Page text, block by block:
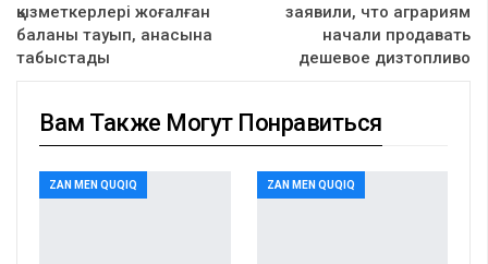
қызметкерлері жоғалған
баланы тауып, анасына
табыстады
заявили, что аграриям
начали продавать
дешевое дизтопливо
Вам Также Могут Понравиться
ZAN MEN QUQIQ ZAN MEN QUQIQ